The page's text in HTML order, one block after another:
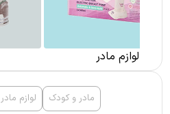
لوازم مادر
مادر و کودک لوازم مادر